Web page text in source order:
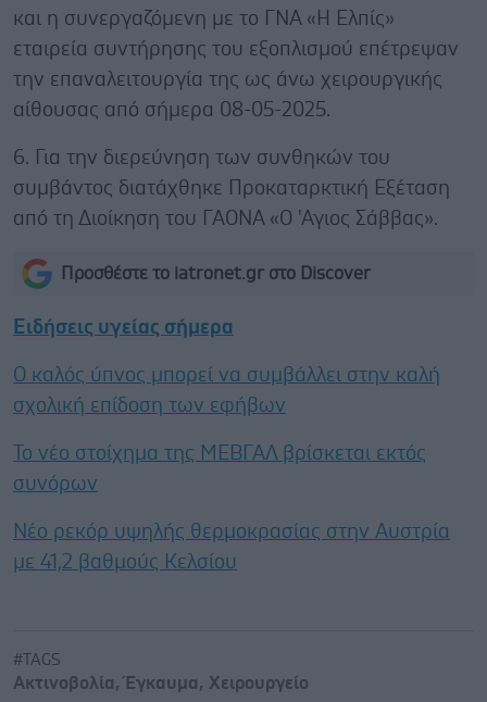
και η συνεργαζόμενη με το ΓΝΑ «Η Ελπίς»
εταιρεία συντήρησης του εξοπλισμού επέτρεψαν
την επαναλειτουργία της ως άνω χειρουργικής
αίθουσας από σήμερα 08-05-2025.
6. Για την διερεύνηση των συνθηκών του
συμβάντος διατάχθηκε Προκαταρκτική Εξέταση
από τη Διοίκηση του ΓΑΟΝΑ «Ο 'Αγιος Σάββας».
Προσθέστε το iatronet.gr στο Discover
Ειδήσεις υγείας σήμερα
Ο καλός ύπνος μπορεί να συμβάλλει στην καλή
σχολική επίδοση των εφήβων
Το νέο στοίχημα της ΜΕΒΓΑΛ βρίσκεται εκτός
συνόρων
Νέο ρεκόρ υψηλής θερμοκρασίας στην Αυστρία
με 41,2 βαθμούς Κελσίου
#TAGS
Ακτινοβολία, Έγκαυμα, Χειρουργείο